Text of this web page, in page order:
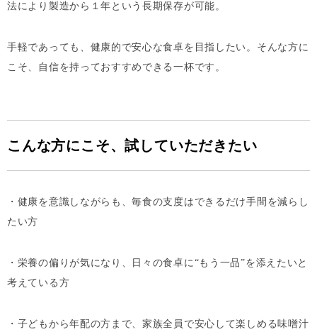
法により製造から１年という長期保存が可能。
手軽であっても、健康的で安心な食卓を目指したい。そんな方に
こそ、自信を持っておすすめできる一杯です。
こんな方にこそ、試していただきたい
・健康を意識しながらも、毎食の支度はできるだけ手間を減らし
たい方
・栄養の偏りが気になり、日々の食卓に“もう一品”を添えたいと
考えている方
・子どもから年配の方まで、家族全員で安心して楽しめる味噌汁